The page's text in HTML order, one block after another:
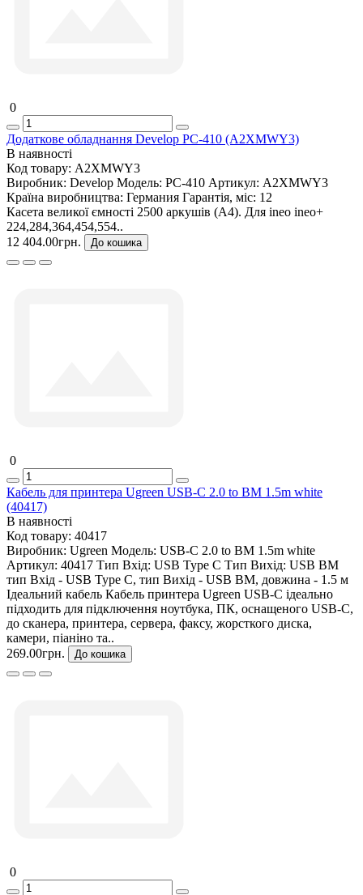
0
Додаткове обладнання Develop PC-410 (A2XMWY3)
В наявності
Код товару: A2XMWY3
Виробник: Develop Модель: PC-410 Артикул: A2XMWY3
Країна виробництва: Германия Гарантія, міс: 12
Касета великої ємності 2500 аркушiв (А4). Для ineo ineo+
224,284,364,454,554..
12 404.00грн.
До кошика
0
Кабель для принтера Ugreen USB-C 2.0 to BM 1.5m white
(40417)
В наявності
Код товару: 40417
Виробник: Ugreen Модель: USB-C 2.0 to BM 1.5m white
Артикул: 40417 Тип Вхід: USB Type C Тип Вихід: USB BM
тип Вхід - USB Type C, тип Вихід - USB BM, довжина - 1.5 м
Ідеальний кабель Кабель принтера Ugreen USB-C ідеально
підходить для підключення ноутбука, ПК, оснащеного USB-C,
до сканера, принтера, сервера, факсу, жорсткого диска,
камери, піаніно та..
269.00грн.
До кошика
0